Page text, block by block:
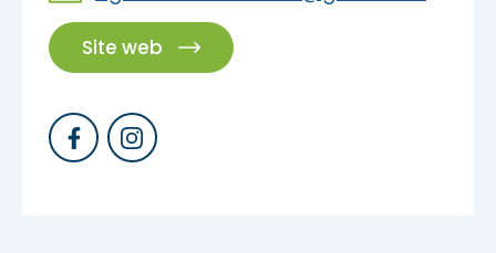
Accès membre
Nous joindre
Site web